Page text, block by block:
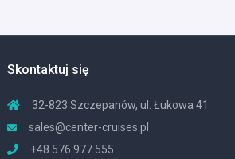
Skontaktuj się
32-823 Szczepanów, ul. Łukowa 41
sales@center-cruises.pl
+48 576 977 555